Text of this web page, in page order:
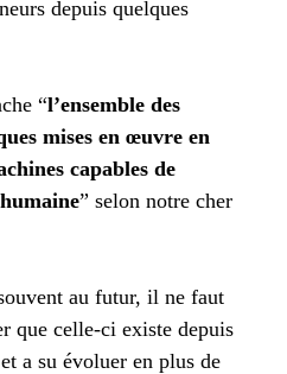
depuis quelques
“l’ensemble des
mises en œuvre en
capables de
” selon notre cher
au futur, il ne faut
que celle-ci existe depuis
a su évoluer en plus de